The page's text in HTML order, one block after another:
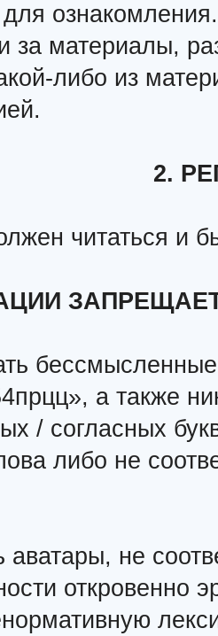
за материалы,
либо из
2.
читаться и
а также
/ согласных
либо не
аватары, не
откровенно